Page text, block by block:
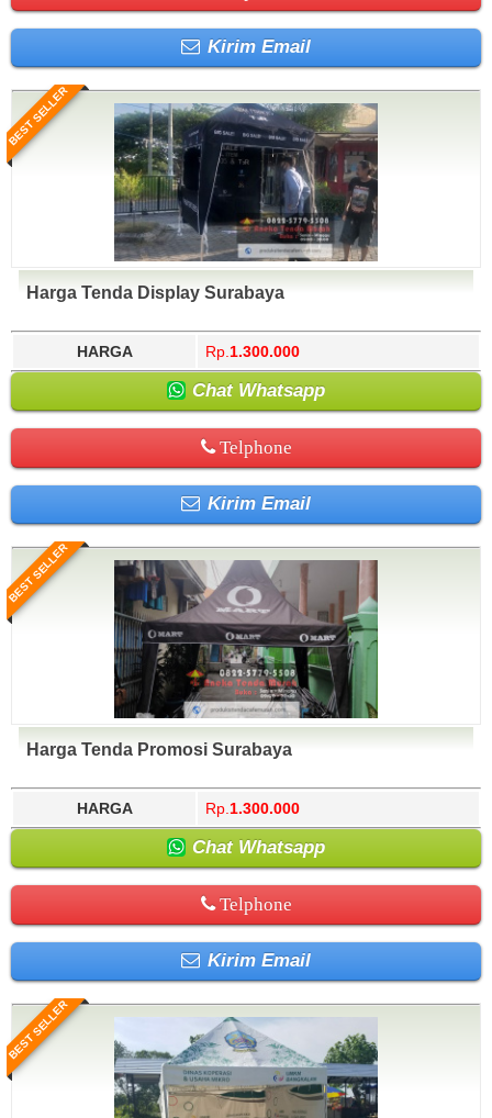
Kirim Email
BEST SELLER
Harga Tenda Display Surabaya
HARGA Rp. 1.300.000
Chat Whatsapp
Telphone
Kirim Email
BEST SELLER
Harga Tenda Promosi Surabaya
HARGA Rp. 1.300.000
Chat Whatsapp
Telphone
Kirim Email
BEST SELLER